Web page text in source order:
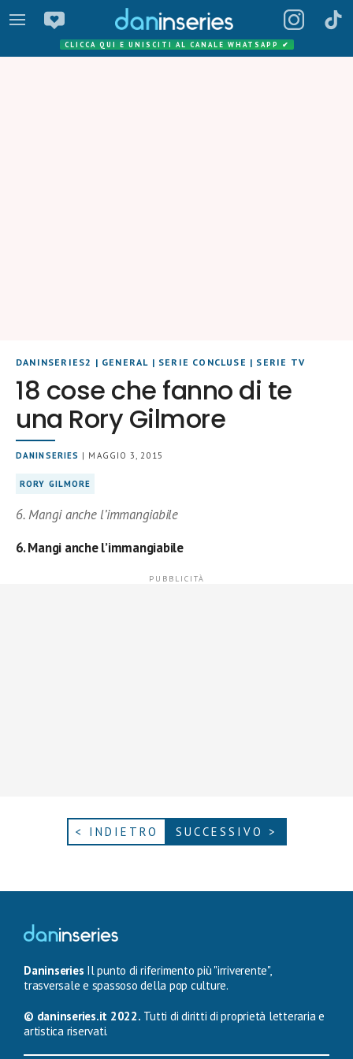
CLICCA QUI E UNISCITI AL CANALE WHATSAPP ✔
DANINSERIES2 | GENERAL | SERIE CONCLUSE | SERIE TV
18 cose che fanno di te
una Rory Gilmore
DANINSERIES | MAGGIO 3, 2015
RORY GILMORE
6. Mangi anche l’immangiabile
6. Mangi anche l’immangiabile
< INDIETRO SUCCESSIVO >
Daninseries Il punto di riferimento più "irriverente",
trasversale e spassoso della pop culture.
© daninseries.it 2022. Tutti di diritti di proprietà letteraria e
artistica riservati.